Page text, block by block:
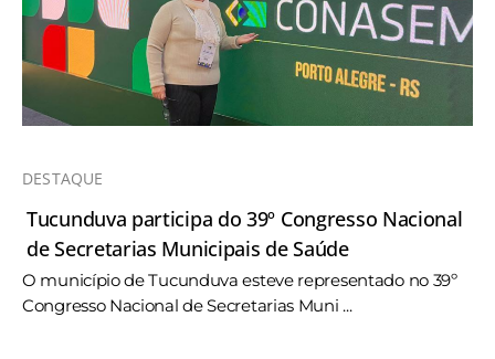
DESTAQUE
Tucunduva participa do 39º Congresso Nacional
de Secretarias Municipais de Saúde
O município de Tucunduva esteve representado no 39º
Congresso Nacional de Secretarias Muni ...